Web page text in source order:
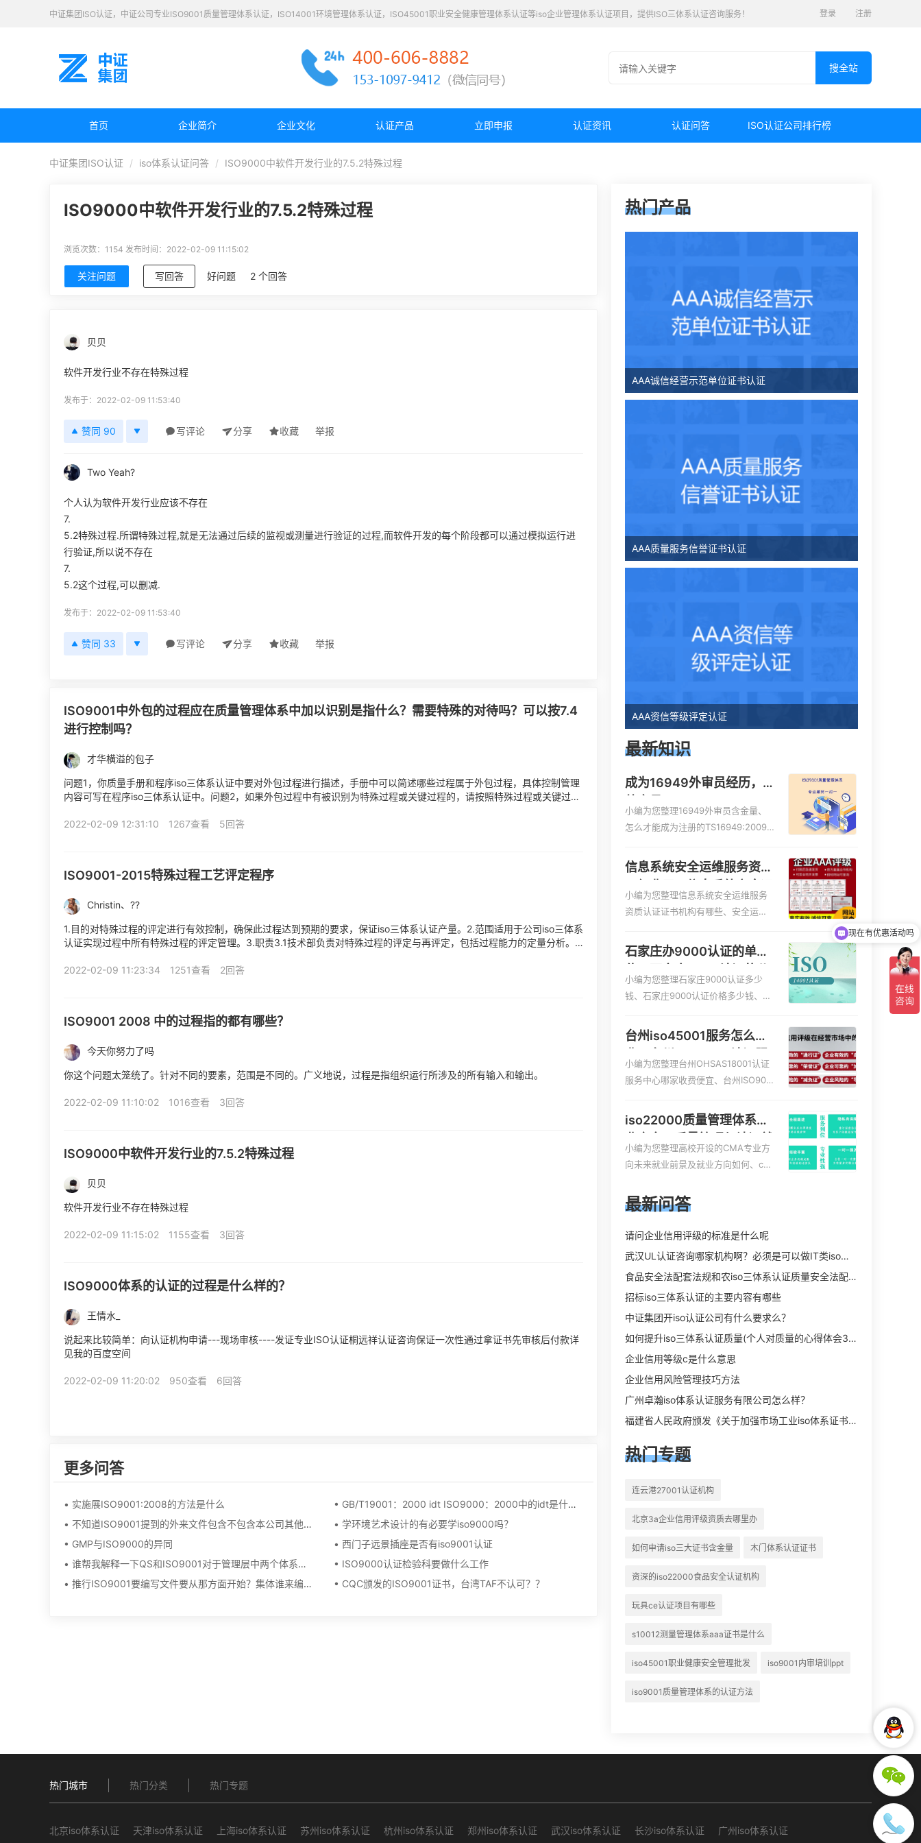
中证集团ISO认证，中证公司专业ISO9001质量管理体系认证，ISO14001环境管理体系认证，ISO45001职业安全健康管理体系认证等iso企业管理体系认证项目，提供ISO三体系认证咨询服务！ 登录 注册
首页 企业简介 企业文化 认证产品 立即申报 认证资讯 认证问答 ISO认证公司排行榜
中证集团ISO认证 iso体系认证问答 ISO9000中软件开发行业的7.5.2特殊过程
ISO9000中软件开发行业的7.5.2特殊过程
浏览次数：1154 发布时间：2022-02-09 11:15:02
关注问题 写回答 好问题 2 个回答
贝贝
软件开发行业不存在特殊过程
发布于：2022-02-09 11:53:40
赞同 90 写评论 分享 收藏 举报
Two Yeah?
个人认为软件开发行业应该不存在
7.
5.2特殊过程.所谓特殊过程,就是无法通过后续的监视或测量进行验证的过程,而软件开发的每个阶段都可以通过模拟运行进
行验证,所以说不存在
7.
5.2这个过程,可以删减.
发布于：2022-02-09 11:53:40
赞同 33 写评论 分享 收藏 举报
ISO9001中外包的过程应在质量管理体系中加以识别是指什么？需要特殊的对待吗？可以按7.4
进行控制吗？
才华横溢的包子
问题1，你质量手册和程序iso三体系认证中要对外包过程进行描述，手册中可以简述哪些过程属于外包过程，具体控制管理
内容可写在程序iso三体系认证中。问题2，如果外包过程中有被识别为特殊过程或关键过程的，请按照特殊过程或关键过程
2022-02-09 12:31:10
1267查看 5回答
ISO9001-2015特殊过程工艺评定程序
Christin、??
1.目的对特殊过程的评定进行有效控制，确保此过程达到预期的要求，保证iso三体系认证产量。2.范围适用于公司iso三体系
认证实现过程中所有特殊过程的评定管理。3.职责3.1技术部负责对特殊过程的评定与再评定，包括过程能力的定量分析。
2022-02-09 11:23:34
1251查看 2回答
ISO9001 2008 中的过程指的都有哪些？
今天你努力了吗
你这个问题太笼统了。针对不同的要素，范围是不同的。广义地说，过程是指组织运行所涉及的所有输入和输出。
2022-02-09 11:10:02 1016查看 3回答
ISO9000中软件开发行业的7.5.2特殊过程
贝贝
软件开发行业不存在特殊过程
2022-02-09 11:15:02 1155查看 3回答
ISO9000体系的认证的过程是什么样的？
王情水_
说起来比较简单：向认证机构申请---现场审核----发证专业ISO认证桐远祥认证咨询保证一次性通过拿证书先审核后付款详
见我的百度空间
2022-02-09 11:20:02 950查看 6回答
更多问答
• 实施展ISO9001:2008的方法是什么
• 不知道ISO9001提到的外来文件包含不包含本公司其他部门发布的文件？
• GMP与ISO9000的异同
• 谁帮我解释一下QS和ISO9001对于管理层中两个体系在运行中有什么不同?急!!!!!!!!!
• 推行ISO9001要编写文件要从那方面开始？集体谁来编写？谁有示列？
• GB/T19001：2000 idt ISO9000：2000中的idt是什么意思？
• 学环境艺术设计的有必要学iso9000吗？
• 西门子远景插座是否有iso9001认证
• ISO9000认证检验科要做什么工作
• CQC颁发的ISO9001证书，台湾TAF不认可？？
热门产品
AAA诚信经营示范单位证书认证
AAA质量服务信誉证书认证
AAA资信等级评定认证
最新知识
成为16949外审员经历，
小编为您整理16949外审员含金量、
怎么才能成为注册的TS16949:2009
过不了解具体情况、iso9000外审
员、SA8000外审员培训相关iso体系
认证知识，详情可查看下方正文！
信息系统安全运维服务资质
维服务资质二级
小编为您整理信息系统安全运维服务
资质认证证书机构有哪些、安全运维
服务资质哪家便宜、安全运维服务资
质认证哪家效率高、信息系统安全集
成服务资质认证的申请书相关iso体系
认证知识，详情可查看下方正文！
石家庄办9000认证的单
司
小编为您整理石家庄9000认证多少
钱、石家庄9000认证价格多少钱、石
00认证价格贵吗、石家庄9000认证费
用大概多钱相关iso体系认证知识，详
情可查看下方正文！
台州iso45001服务怎么收
务怎么收费
小编为您整理台州OHSAS18001认证
服务中心哪家收费便宜、台州ISO900
E认证,台州机械机电CE认证、CE认证
怎么收费、温州科普ISO45001职业健
康安全管理体系认证收费标准是什么
相关iso体系认证知识，详情可查看下
iso22000质量管理体系就
业方向
小编为您整理高校开设的CMA专业方
向未来就业前景及就业方向如何、cm
的就业方向、cpa和cma未来就业方
向、大学生考完cma，就哪些就业方
向相关iso体系认证知识，详情可查看
最新问答
请问企业信用评级的标准是什么呢
武汉UL认证咨询哪家机构啊？必须是可以做IT类iso三体系认证UL认证的机构？
食品安全法配套法规和农iso三体系认证质量安全法配套法规分别是什么？
招标iso三体系认证的主要内容有哪些
中证集团开iso认证公司有什么要求么？
如何提升iso三体系认证质量(个人对质量的心得体会300字)
企业信用等级c是什么意思
企业信用风险管理技巧方法
广州卓瀚iso体系认证服务有限公司怎么样？
福建省人民政府颁发《关于加强市场工业iso体系证书质量监督检验与管理的暂行规定》的通知
热门专题
连云港27001认证机构
北京3a企业信用评级资质去哪里办
如何申请iso三大证书含金量 木门体系认证证书
资深的iso22000食品安全认证机构
玩具ce认证项目有哪些
s10012测量管理体系aaa证书是什么
iso45001职业健康安全管理批发 iso9001内审培训ppt
iso9001质量管理体系的认证方法
热门城市 热门分类 热门专题
北京iso体系认证 天津iso体系认证 上海iso体系认证 苏州iso体系认证 杭州iso体系认证 郑州iso体系认证 武汉iso体系认证 长沙iso体系认证 广州iso体系认证
现在有优惠活动吗